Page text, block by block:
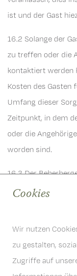
ist und der Gast
16.2 Solange der
zu treffen oder die
kontaktiert werden
Kosten des Gasten
Umfang dieser
Zeitpunkt, in dem
oder die
worden sind.
16.3 Der
und dem Gast oder
a) offene
Medikamente und
Cookies
Wir nutzen
zu gestalten,
Zugriffe auf